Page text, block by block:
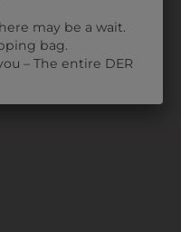
may be a wait.
bag.
– The entire DER